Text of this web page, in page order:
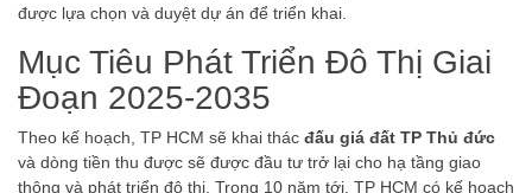
được lựa chọn và duyệt dự án để triển khai.
Mục Tiêu Phát Triển Đô Thị Giai
Đoạn 2025-2035
Theo kế hoạch, TP HCM sẽ khai thác đấu giá đất TP Thủ đức
và dòng tiền thu được sẽ được đầu tư trở lại cho hạ tầng giao
thông và phát triển đô thị. Trong 10 năm tới, TP HCM có kế hoạch